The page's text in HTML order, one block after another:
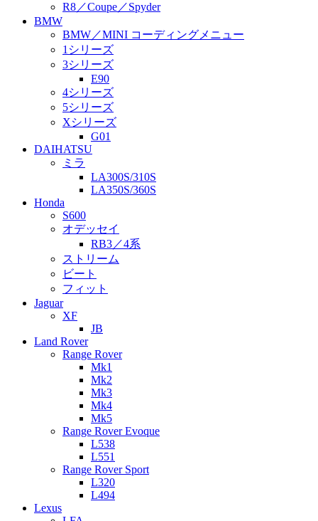
R8／Coupe／Spyder
BMW
BMW／MINI コーディングメニュー
1シリーズ
3シリーズ
E90
4シリーズ
5シリーズ
Xシリーズ
G01
DAIHATSU
ミラ
LA300S/310S
LA350S/360S
Honda
S600
オデッセイ
RB3／4系
ストリーム
ビート
フィット
Jaguar
XF
JB
Land Rover
Range Rover
Mk1
Mk2
Mk3
Mk4
Mk5
Range Rover Evoque
L538
L551
Range Rover Sport
L320
L494
Lexus